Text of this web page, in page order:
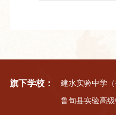
旗下学校： 建水实验中学（
鲁甸县实验高